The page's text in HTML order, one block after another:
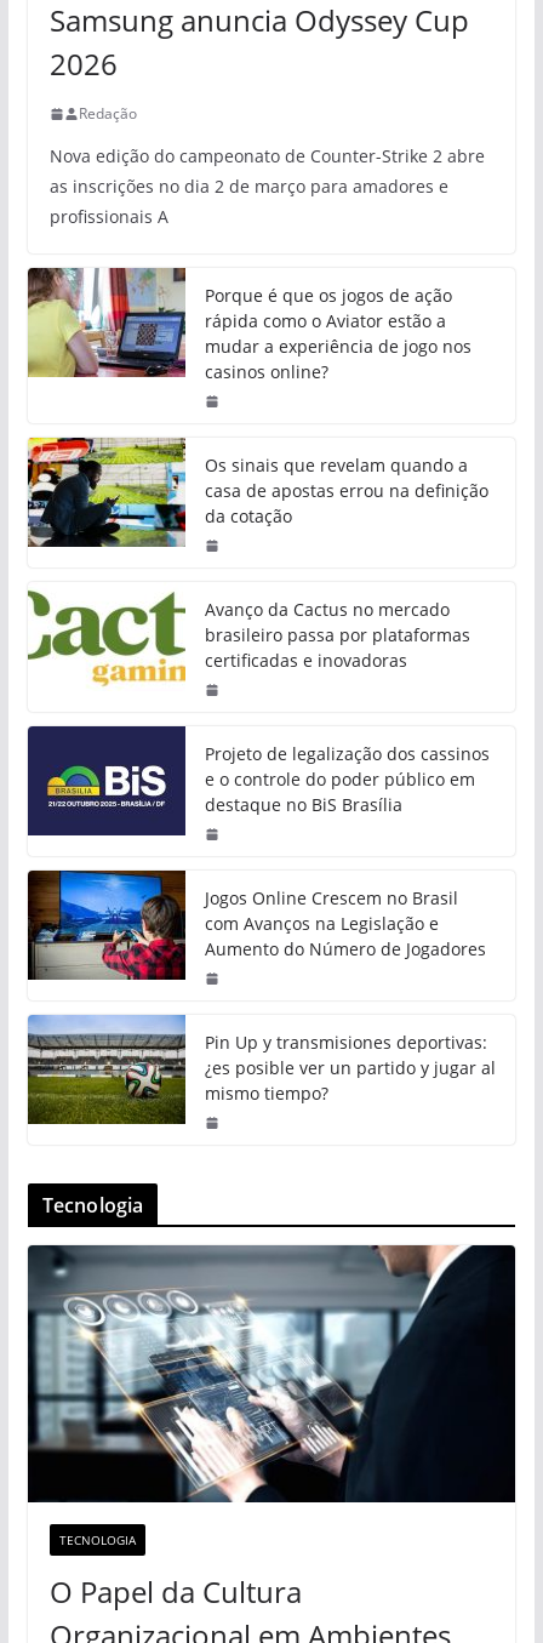
Samsung anuncia Odyssey Cup
2026
Redação
Nova edição do campeonato de Counter-Strike 2 abre
as inscrições no dia 2 de março para amadores e
profissionais A
Porque é que os jogos de ação
rápida como o Aviator estão a
mudar a experiência de jogo nos
casinos online?
Os sinais que revelam quando a
casa de apostas errou na definição
da cotação
Avanço da Cactus no mercado
brasileiro passa por plataformas
certificadas e inovadoras
Projeto de legalização dos cassinos
e o controle do poder público em
destaque no BiS Brasília
Jogos Online Crescem no Brasil
com Avanços na Legislação e
Aumento do Número de Jogadores
Pin Up y transmisiones deportivas:
¿es posible ver un partido y jugar al
mismo tiempo?
Tecnologia
TECNOLOGIA
O Papel da Cultura
Organizacional em Ambientes